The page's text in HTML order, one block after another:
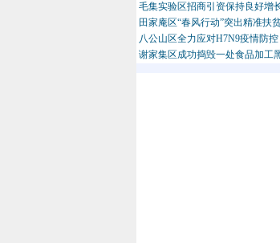
毛集实验区招商引资保持良好增
田家庵区“春风行动”突出精准扶
八公山区全力应对H7N9疫情防控
谢家集区成功捣毁一处食品加工